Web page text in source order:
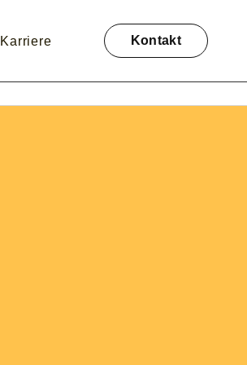
überspringen
Karriere Kontakt